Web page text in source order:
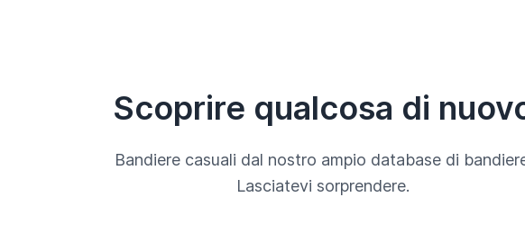
Scoprire qualcosa di
Bandiere casuali dal nostro ampio database di
Lasciatevi sorprendere.